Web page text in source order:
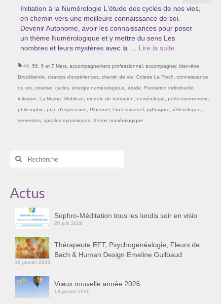
Soin et éveil au Féminin authentique et sacré
Chemin de libération et d’expression de soi »
Cœur de Femme »
Les Onctions Sacrées -La Magdaléenne –
Nadine-Sarah Penna
Qui suis je ?
Mon cursus d’évolution vers une femme plus
Témoignages
Initiation à la sophrologie « offerte »
Sophro-Méditation tous les lundis soir en visio
Prendre contact
Bertrand Thomas, Psychopraticien
Cursus « Le chemin par la psyché »
Initiation à la Numérologie L'étude des cycles de nos vies,
en chemin vers une meilleure connaissance de soi.
Devenir Autonome, avoir les connaissances pour poser
un thème Numérologique et y mettre du sens Les
nombres et leurs mystères avec la … Lire la suite­­
44 56 6 et 7 Mars accompagnement professionnel accompagner, bien-être
Brocéliande
champs d'expériences chemin de vie Colette Le Floch
connaissance
de soi créative cycles énergie numérologique étude Formation individuelle
initiation
La Marne Mobihan module de formation numérologie perfectionnement
philosophie
plan d'expression Ploërmel Professionnel pythagore réflexologue
semestres spirales dynamiques thème numérologique
Rechercher
Actus
Sophro-Méditation tous les lundis soir en visio
26 juin 2026
Thérapeute EFT, Psychogénéalogie, Fleurs de
Bach & Human Design Emeline Guilbaud
16 janvier 2026
Vœux nouvelle année 2026
13 janvier 2026